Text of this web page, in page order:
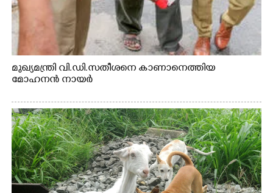
മുഖ്യമന്ത്രി വി.ഡി.സതീശനെ കാണാനെത്തിയ
മോഹനൻ നായർ